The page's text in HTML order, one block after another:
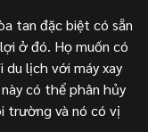
tan đặc biệt có sẵn
ở đó. Họ muốn có
du lịch với máy xay
có thể phân hủy
trường và nó có vị